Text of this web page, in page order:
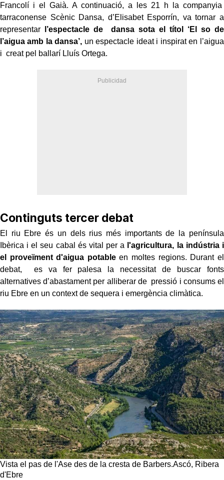
Francolí i el Gaià. A continuació, a les 21 h la companyia
tarraconense Scènic Dansa, d’Elisabet Esporrín, va tornar a
representar
l’espectacle de dansa sota el títol ‘El so de
l’aigua amb la dansa’, un espectacle ideat i inspirat en l’aigua
i creat pel ballarí Lluís Ortega.
Continguts tercer debat
El riu Ebre és un dels rius més importants de la península
Ibèrica i el seu cabal és vital per a l'agricultura, la indústria i
el proveïment d'aigua potableen moltes regions. Durant el
debat, es va fer palesa la necessitat de buscar fonts
alternatives d’abastament per alliberar de pressió i consums el
riu Ebre en un context de sequera i emergència climàtica.
Vista el pas de l'Ase des de la cresta de Barbers.Ascó, Ribera
d'Ebre